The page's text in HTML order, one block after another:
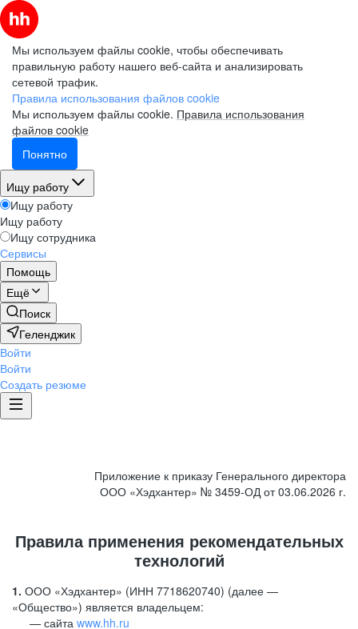
Мы используем файлы cookie, чтобы обеспечивать
правильную работу нашего веб-сайта и анализировать
сетевой трафик.
Правила использования файлов cookie
Мы используем файлы cookie. Правила использования
файлов cookie
Понятно
Ищу работу
Ищу работу
Ищу работу
Ищу сотрудника
Сервисы
Помощь
Ещё
Поиск
Геленджик
Войти
Войти
Создать резюме
Приложение к приказу Генерального директора
ООО «Хэдхантер» № 3459-ОД от 03.06.2026 г.
Правила применения рекомендательных
технологий
1. ООО «Хэдхантер» (ИНН 7718620740) (далее —
«Общество») является владельцем:
сайта www.hh.ru